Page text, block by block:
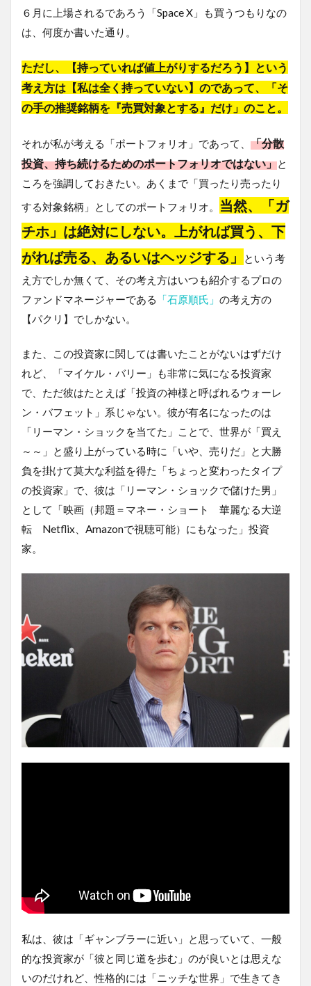
６月に上場されるであろう「Space X」も買うつもりなの
は、何度か書いた通り。
ただし、【持っていれば値上がりするだろう】という
考え方は【私は全く持っていない】のであって、「そ
の手の推奨銘柄を『売買対象とする』だけ」のこと。
それが私が考える「ポートフォリオ」であって、 「分散
投資、持ち続けるためのポートフォリオではない」と
ころを強調しておきたい。あくまで「買ったり売ったり
する対象銘柄」としてのポートフォリオ。
当然、「ガ
チホ」は絶対にしない。上がれば買う、下
がれば売る、あるいはヘッジする」
という考
え方でしか無くて、その考え方はいつも紹介するプロの
ファンドマネージャーである
「石原順氏」 の考え方の
【パクリ】でしかない。
また、この投資家に関しては書いたことがないはずだけ
れど、「マイケル・バリー」も非常に気になる投資家
で、ただ彼はたとえば「投資の神様と呼ばれるウォーレ
ン・バフェット」系じゃない。彼が有名になったのは
「リーマン・ショックを当てた」ことで、世界が「買え
～～」と盛り上がっている時に「いや、売りだ」と大勝
負を掛けて莫大な利益を得た「ちょっと変わったタイプ
の投資家」で、彼は「リーマン・ショックで儲けた男」
として「映画（邦題＝マネー・ショート 華麗なる大逆
転 Netflix、Amazonで視聴可能）にもなった」投資
家。
私は、彼は「ギャンブラーに近い」と思っていて、一般
的な投資家が「彼と同じ道を歩む」のが良いとは思えな
いのだけれど、性格的には「ニッチな世界」で生きてき